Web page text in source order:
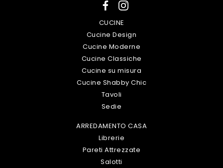
CUCINE
Cucine Design
Cucine Moderne
Cucine Classiche
Cucine su misura
Cucine Shabby Chic
Tavoli
Sedie
ARREDAMENTO CASA
Librerie
Pareti Attrezzate
Salotti